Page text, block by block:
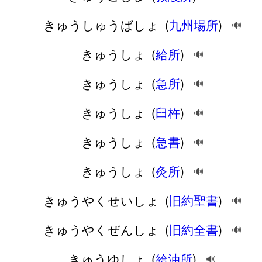
きゅうしゅうばしょ (九州場所) 🔊
きゅうしょ (給所) 🔊
きゅうしょ (急所) 🔊
きゅうしょ (臼杵) 🔊
きゅうしょ (急書) 🔊
きゅうしょ (灸所) 🔊
きゅうやくせいしょ (旧約聖書) 🔊
きゅうやくぜんしょ (旧約全書) 🔊
🔊